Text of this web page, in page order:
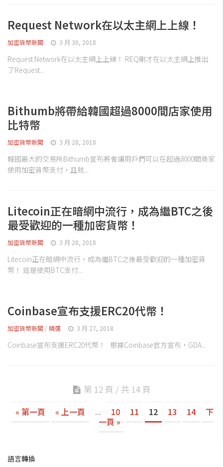
Request Network在以太主網上上線！
加密貨幣新聞 3 月 30, 2018
Request Network在以太主網上上線！ REQ剛才在以太主網上推出
了Request...
Bithumb將帶給韓國超過8000間店家使用
比特幣
加密貨幣新聞 3 月 28, 2018
韓國最大的交易所Bithumb宣布將會讓用戶們可以在超過8000間商家
使用加密貨幣支付，且就...
Litecoin正在暗網中流行，成為繼BTC之後
最受歡迎的一種加密貨幣！
加密貨幣新聞 3 月 28, 2018
Litecoin正在暗網中流行，成為繼BTC之後最受歡迎的一種加密貨
幣！ 這是使用BTC支付...
Coinbase宣布支援ERC20代幣！
加密貨幣新聞 /精選 3 月 27, 2018
Coinbase宣布支援ERC20代幣！ 根據Coinbase官方宣布，GDA...
第 12 頁 / 共 14 頁
« 第一頁 « 上一頁 ... 10 11 12 13 14
下
一頁 »
語言轉換